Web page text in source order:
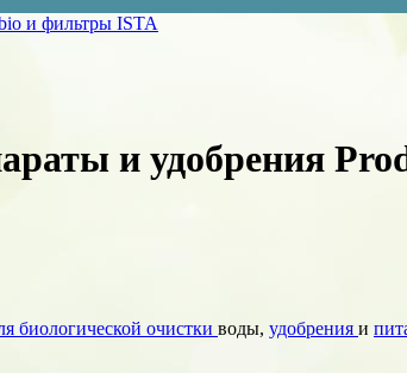
и фильтры ISTA
и удобрения
биологической очистки воды, удобрения и